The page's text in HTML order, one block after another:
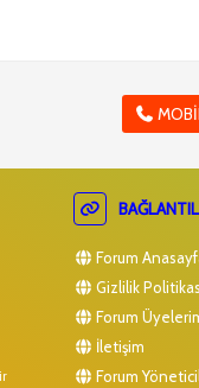
Forum
Gizlilik
Forum
İletişim
Forum